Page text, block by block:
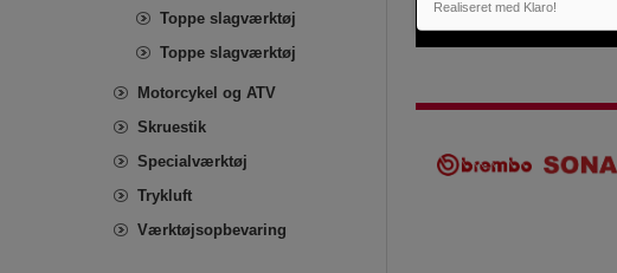
Toppe slagværktøj
Toppe slagværktøj
Motorcykel og ATV
Skruestik
Specialværktøj
Trykluft
Værktøjsopbevaring
Realiseret med Klaro!